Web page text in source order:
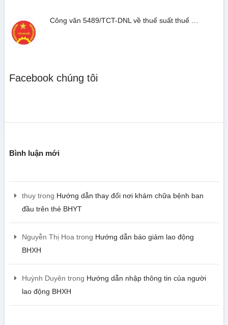
Công văn 5489/TCT-DNL về thuế suất thuế …
Facebook chúng tôi
Bình luận mới
thuytrong Hướng dẫn thay đổi nơi khám chữa bệnh ban
đầu trên thẻ BHYT
Nguyễn Thị Hoa trong Hướng dẫn báo giảm lao động
BHXH
Huỳnh Duyên trong Hướng dẫn nhập thông tin của người
lao động BHXH